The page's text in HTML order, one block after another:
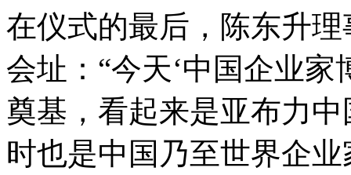
在仪式的最后，陈东升
会址：“今天‘中国企业
奠基，看起来是亚布力
时也是中国乃至世界企